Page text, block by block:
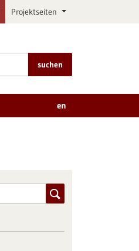
Projektseiten
suchen
en